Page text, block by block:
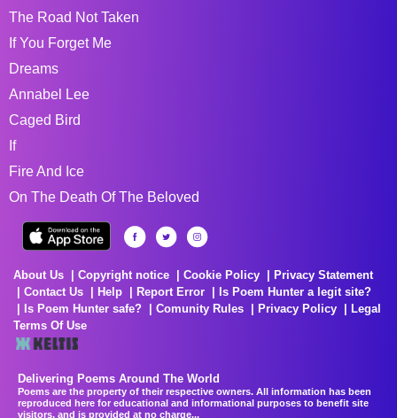
The Road Not Taken
If You Forget Me
Dreams
Annabel Lee
Caged Bird
If
Fire And Ice
On The Death Of The Beloved
About Us Copyright notice Cookie Policy
Privacy Statement
Contact Us
Help Report Error
Is Poem Hunter a legit site?
Is Poem Hunter safe?
Comunity Rules Privacy Policy
Legal
Terms Of Use
Delivering Poems Around The World
Poems are the property of their respective owners. All information has been
reproduced here for educational and informational purposes to benefit site
visitors, and is provided at no charge...